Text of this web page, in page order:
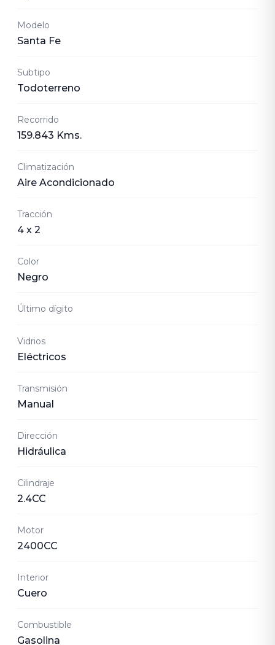
Modelo
Santa Fe
Subtipo
Todoterreno
Recorrido
159.843 Kms.
Climatización
Aire Acondicionado
Tracción
4 x 2
Color
Negro
Último dígito
Vidrios
Eléctricos
Transmisión
Manual
Dirección
Hidráulica
Cilindraje
2.4CC
Motor
2400CC
Interior
Cuero
Combustible
Gasolina